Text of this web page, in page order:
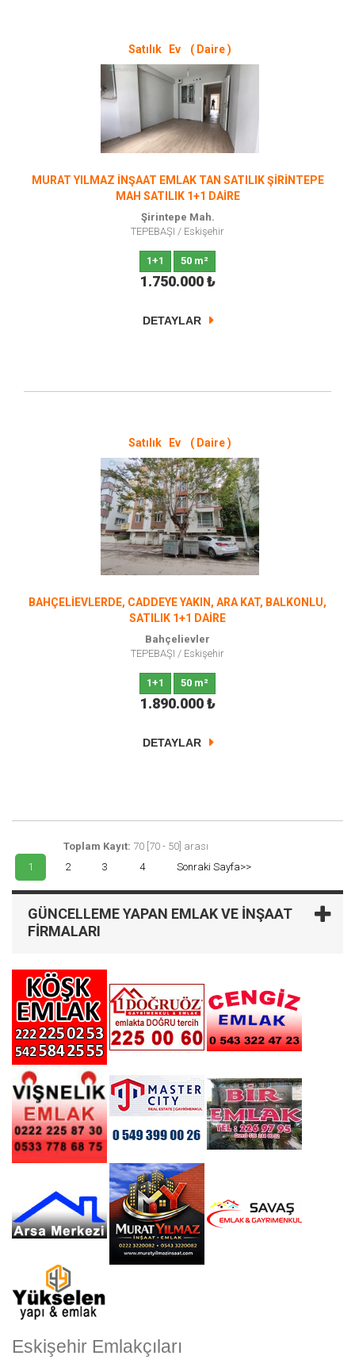
Satılık Ev ( Daire )
MURAT YILMAZ İNŞAAT EMLAK TAN SATILIK ŞİRİNTEPE
MAH SATILIK 1+1 DAİRE
Şirintepe Mah.
TEPEBAŞI / Eskişehir
1+1 50 m²
1.750.000 ₺
DETAYLAR
Satılık Ev ( Daire )
BAHÇELİEVLERDE, CADDEYE YAKIN, ARA KAT, BALKONLU,
SATILIK 1+1 DAİRE
Bahçelievler
TEPEBAŞI / Eskişehir
1+1 50 m²
1.890.000 ₺
DETAYLAR
Toplam Kayıt: 70 [70 - 50] arası
1
2 3 4 Sonraki Sayfa>>
GÜNCELLEME YAPAN EMLAK VE İNŞAAT
FIRMALARI
Eskişehir Emlakçıları